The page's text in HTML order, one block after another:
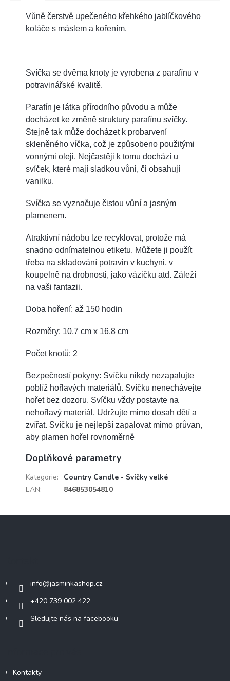
Vůně čerstvě upečeného křehkého jablíčkového
koláče s máslem a kořením.
Svíčka se dvěma knoty je vyrobena z parafínu v
potravinářské kvalitě.
Parafín je látka přírodního původu a může
docházet ke změně struktury parafínu svíčky.
Stejně tak může docházet k probarvení
skleněného víčka, což je způsobeno použitými
vonnými oleji. Nejčastěji k tomu dochází u
svíček, které mají sladkou vůni, či obsahují
vanilku.
Svíčka se vyznačuje čistou vůní a jasným
plamenem.
Atraktivní nádobu lze recyklovat, protože má
snadno odnímatelnou etiketu. Můžete ji použít
třeba na skladování potravin v kuchyni, v
koupelně na drobnosti, jako vázičku atd. Záleží
na vaši fantazii.
Doba hoření: až 150 hodin
Rozměry: 10,7 cm x 16,8 cm
Počet knotů: 2
Bezpečností pokyny: Svíčku nikdy nezapalujte
poblíž hořlavých materiálů. Svíčku nenechávejte
hořet bez dozoru. Svíčku vždy postavte na
nehořlavý materiál. Udržujte mimo dosah dětí a
zvířat. Svíčku je nejlepší zapalovat mimo průvan,
aby plamen hořel rovnoměrně
Doplňkové parametry
Kategorie:
Country Candle - Svíčky velké
EAN: 846853054810
info@jasminkashop.cz
+420 739 002 422
Sledujte nás na facebooku
Kontakty